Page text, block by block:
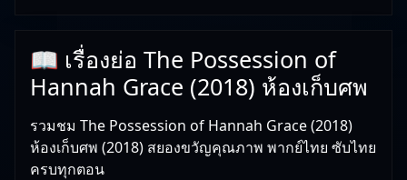
📖 เรื่องย่อ The Possession of
Hannah Grace (2018) ห้องเก็บศพ
รวมชม The Possession of Hannah Grace (2018)
ห้องเก็บศพ (2018) สยองขวัญคุณภาพ พากย์ไทย ซับไทย
ครบทุกตอน